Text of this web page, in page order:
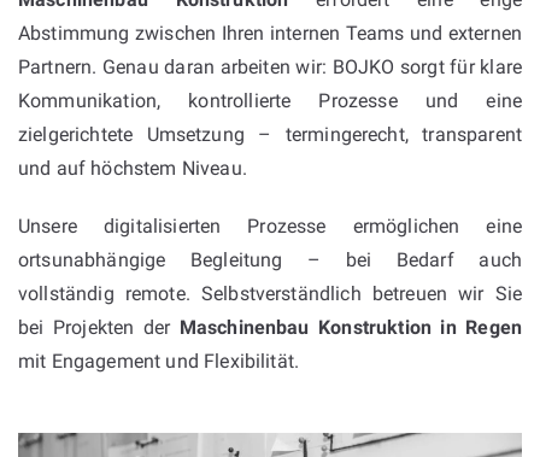
Abstimmung zwischen Ihren internen Teams und externen
Partnern. Genau daran arbeiten wir: BOJKO sorgt für klare
Kommunikation, kontrollierte Prozesse und eine
zielgerichtete Umsetzung – termingerecht, transparent
und auf höchstem Niveau.
Unsere digitalisierten Prozesse ermöglichen eine
ortsunabhängige Begleitung – bei Bedarf auch
vollständig remote. Selbstverständlich betreuen wir Sie
bei Projekten der Maschinenbau Konstruktion in Regen
mit Engagement und Flexibilität.